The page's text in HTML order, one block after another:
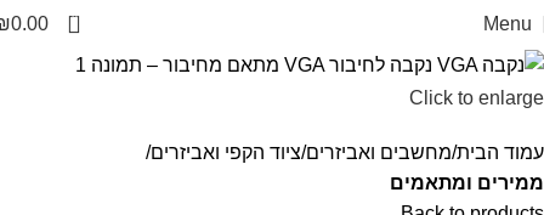
Menu
0
0.00
Click to enlarge
עמוד הבית מחשבים ואביזרים ציוד הקפי ואביזרים
ממירים ומתאמים